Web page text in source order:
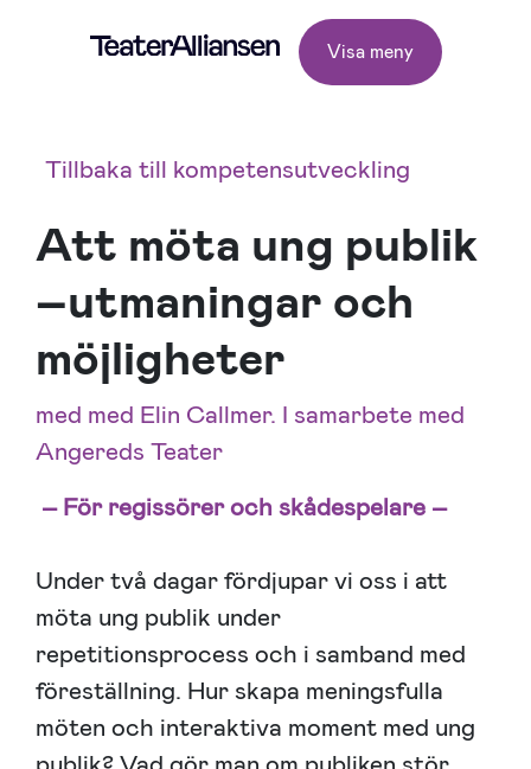
Visa meny
Tillbaka till kompetensutveckling
Att möta ung publik
–utmaningar och
möjligheter
med med Elin Callmer. I samarbete med
Angereds Teater
– För regissörer och skådespelare –
Under två dagar fördjupar vi oss i att
möta ung publik under
repetitionsprocess och i samband med
föreställning. Hur skapa meningsfulla
möten och interaktiva moment med ung